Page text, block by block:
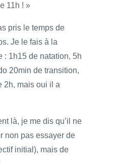
11h ! »
pris le temps de
Je le fais à la
: 1h15 de natation, 5h
20min de transition,
2h, mais oui il a
là, je me dis qu’il ne
non pas essayer de
initial), mais de